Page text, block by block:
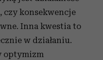
czy konsekwencje
Inna kwestia to
w działaniu.
optymizm